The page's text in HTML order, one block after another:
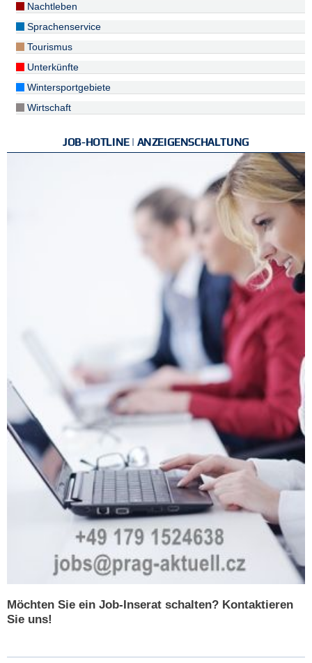
Nachtleben
Sprachenservice
Tourismus
Unterkünfte
Wintersportgebiete
Wirtschaft
JOB-HOTLINE | ANZEIGENSCHALTUNG
Möchten Sie ein Job-Inserat schalten? Kontaktieren
Sie uns!